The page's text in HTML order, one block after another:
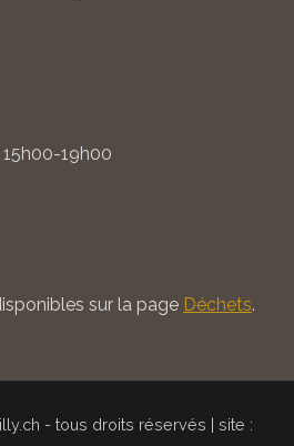
19h00
sur la page Déchets.
- tous droits réservés | site :